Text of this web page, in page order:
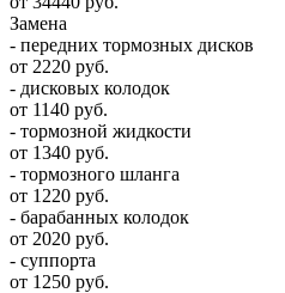
Замена
- передних тормозных дисков
от 2220 руб.
- дисковых колодок
от 1140 руб.
- тормозной жидкости
от 1340 руб.
- тормозного шланга
от 1220 руб.
- барабанных колодок
от 2020 руб.
- суппорта
от 1250 руб.